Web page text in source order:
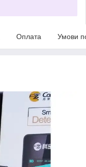
Оплата Умови